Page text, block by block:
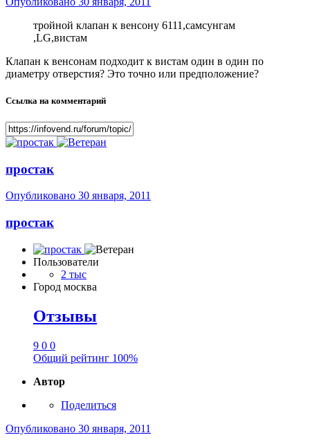
тройной клапан к венсону 6111,самсунгам
,LG,вистам
Клапан к венсонам подходит к вистам один в один по
диаметру отверстия? Это точно или предположение?
Ссылка на комментарий
простак
Опубликовано 30 января, 2011
простак
Пользователи
2 тыс
Город москва
Отзывы
9 0 0
Общий рейтинг 100%
Автор
Поделиться
Опубликовано 30 января, 2011